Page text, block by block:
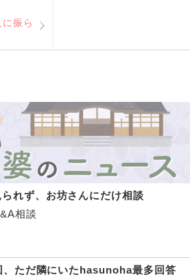
振ら
れず、お坊さんにだけ相談
相談
、ただ隣にいたhasunoha最多回答